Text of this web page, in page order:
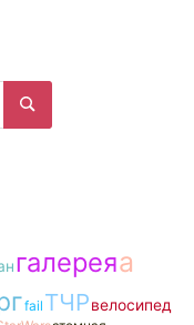
Search
галереяа
fail ТЧРвелосипед